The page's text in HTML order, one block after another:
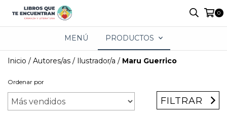
0
MENÚ PRODUCTOS
Inicio / Autores/as / Ilustrador/a / Maru Guerrico
Ordenar por
FILTRAR